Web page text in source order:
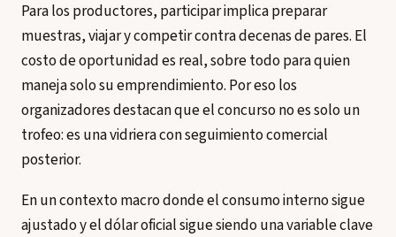
Para los productores, participar implica preparar
muestras, viajar y competir contra decenas de pares. El
costo de oportunidad es real, sobre todo para quien
maneja solo su emprendimiento. Por eso los
organizadores destacan que el concurso no es solo un
trofeo: es una vidriera con seguimiento comercial
posterior.
En un contexto macro donde el consumo interno sigue
ajustado y el dólar oficial sigue siendo una variable clave